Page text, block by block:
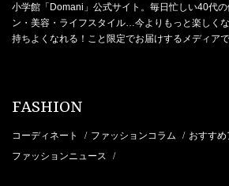
小学館「Domani」公式サイト。毎日忙しい40代
ン・美容・ライフスタイル…今よりもっと楽しく
持ちよくなれる！こと限定でお届けするメディアで
FASHION
コーディネート / ファッションコラム / おすす
ファッションニュース /